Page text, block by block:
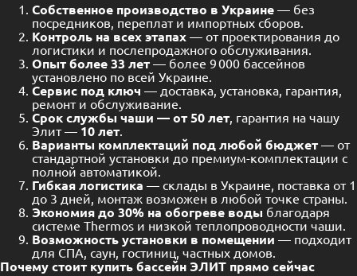
Собственное производство в Украине — без
посредников, переплат и импортных сборов.
Контроль на всех этапах — от проектирования до
логистики и послепродажного обслуживания.
Опыт более33 лет — более 9 000 бассейнов
установлено по всей Украине.
Сервис под ключ — доставка, установка, гарантия,
ремонт и обслуживание.
Срок службы чаши — от 50 лет, гарантия на чашу
Элит — 10 лет.
Варианты комплектаций под любой бюджет — от
стандартной установки до премиум-комплектации с
полной автоматикой.
Гибкая логистика — склады в Украине, поставка от 1
до 3 дней, монтаж возможен в любой точке страны.
Экономия до 30% на обогреве воды благодаря
системе Thermos и низкой теплопроводности чаши.
Возможность установки в помещении — подходит
для СПА, саун, гостиниц, частных домов.
Почему стоит купить бассейн ЭЛИТ прямо сейчас